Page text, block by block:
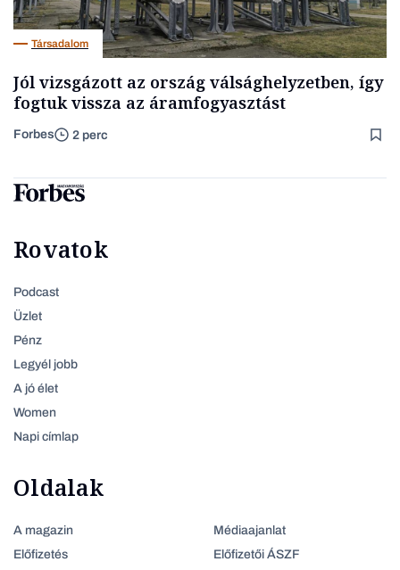
Társadalom
Jól vizsgázott az ország válsághelyzetben, így
fogtuk vissza az áramfogyasztást
Forbes 2 perc
Rovatok
Podcast
Üzlet
Pénz
Legyél jobb
A jó élet
Women
Napi címlap
Oldalak
A magazin
Előfizetés
Médiaajanlat
Előfizetői ÁSZF